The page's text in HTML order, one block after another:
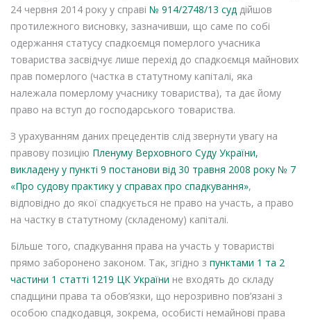
24 червня 2014 року у справі № 914/2748/13 суд дійшов
протилежного висновку, зазначивши, що саме по собі
одержання статусу спадкоємця померлого учасника
товариства засвідчує лише перехід до спадкоємця майнових
прав померлого (частка в статутному капіталі, яка
належала померлому учаснику товариства), та дає йому
право на вступ до господарського товариства.
З урахуванням даних прецедентів слід звернути увагу на
правову позицію Пленуму Верховного Суду України,
викладену у пункті 9 постанови від 30 травня 2008 року № 7
«Про судову практику у справах про спадкування»,
відповідно до якої спадкується не право на участь, а право
на частку в статутному (складеному) капіталі.
Більше того, спадкування права на участь у товаристві
прямо заборонено законом. Так, згідно з пунктами 1 та 2
частини 1 статті 1219 ЦК України не входять до складу
спадщини права та обов’язки, що нерозривно пов’язані з
особою спадкодавця, зокрема, особисті немайнові права